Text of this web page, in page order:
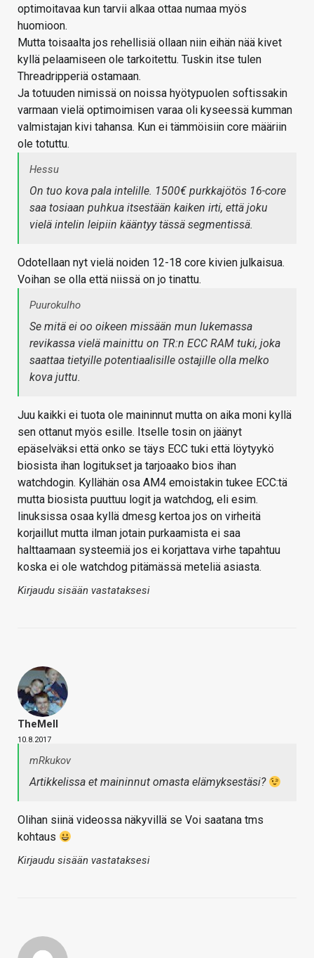
optimoitavaa kun tarvii alkaa ottaa numaa myös
huomioon.
Mutta toisaalta jos rehellisiä ollaan niin eihän nää kivet
kyllä pelaamiseen ole tarkoitettu. Tuskin itse tulen
Threadripperiä ostamaan.
Ja totuuden nimissä on noissa hyötypuolen softissakin
varmaan vielä optimoimisen varaa oli kyseessä kumman
valmistajan kivi tahansa. Kun ei tämmöisiin core määriin
ole totuttu.
Hessu
On tuo kova pala intelille. 1500€ purkkajötös 16-core
saa tosiaan puhkua itsestään kaiken irti, että joku
vielä intelin leipiin kääntyy tässä segmentissä.
Odotellaan nyt vielä noiden 12-18 core kivien julkaisua.
Voihan se olla että niissä on jo tinattu.
Puurokulho
Se mitä ei oo oikeen missään mun lukemassa
revikassa vielä mainittu on TR:n ECC RAM tuki, joka
saattaa tietyille potentiaalisille ostajille olla melko
kova juttu.
Juu kaikki ei tuota ole maininnut mutta on aika moni kyllä
sen ottanut myös esille. Itselle tosin on jäänyt
epäselväksi että onko se täys ECC tuki että löytyykö
biosista ihan logitukset ja tarjoaako bios ihan
watchdogin. Kyllähän osa AM4 emoistakin tukee ECC:tä
mutta biosista puuttuu logit ja watchdog, eli esim.
linuksissa osaa kyllä dmesg kertoa jos on virheitä
korjaillut mutta ilman jotain purkaamista ei saa
halttaamaan systeemiä jos ei korjattava virhe tapahtuu
koska ei ole watchdog pitämässä meteliä asiasta.
Kirjaudu sisään vastataksesi
TheMeII
10.8.2017
mRkukov
Artikkelissa et maininnut omasta elämyksestäsi?
Olihan siinä videossa näkyvillä se Voi saatana tms
kohtaus
Kirjaudu sisään vastataksesi